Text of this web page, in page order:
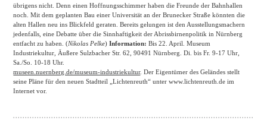
übrigens nicht. Denn einen Hoffnungsschimmer haben die Freunde der Bahnhallen
noch. Mit dem geplanten Bau einer Universität an der Brunecker Straße könnten die
alten Hallen neu ins Blickfeld geraten. Bereits gelungen ist den Ausstellungsmachern
jedenfalls, eine Debatte über die Sinnhaftigkeit der Abrissbirnenpolitik in Nürnberg
entfacht zu haben. (Nikolas Pelke)Information:Bis 22. April. Museum
Industriekultur, Äußere Sulzbacher Str. 62, 90491 Nürnberg. Di. bis Fr. 9-17 Uhr,
Sa./So. 10-18 Uhr.
museen.nuernberg.de/museum-industriekultur. Der Eigentümer des Geländes stellt
seine Pläne für den neuen Stadtteil „Lichtenreuth“ unter www.lichtenreuth.de im
Internet vor.